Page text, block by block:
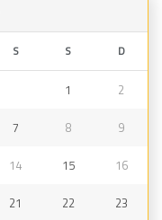
S S D
1 2
7 8 9
14 15 16
21 22 23